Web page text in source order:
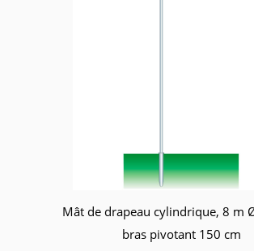
Panier
Mât de drapeau cylindrique, 8 m
bras pivotant 150 cm